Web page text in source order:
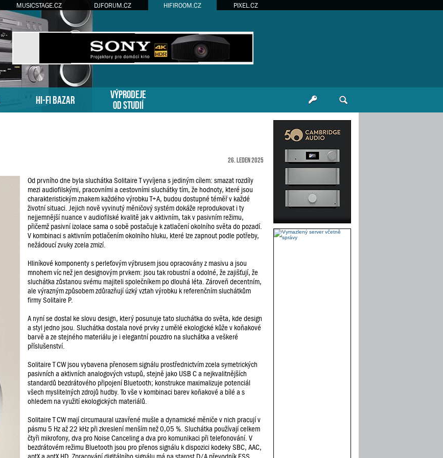
MUSICSTAGE.CZ DJFORUM.CZ HIFIROOM.CZ PIXEL.CZ
HI-FI BAZAR
VÝPRODEJE
OD STUDIÍ
26. leden 2025
Od prvního dne byla sluchátka Solitaire T vyvíjena s jediným cílem: smazat rozdíly
mezi audiofilskými, pracovními a cestovními sluchátky tím, že hodnoty, které jsou
charakteristickým znakem každého výrobku T+A, budou dostupné téměř v každé
životní situaci. Jejich nově vyvinutý měničový systém dokáže reprodukovat i ty
nejjemnější nuance v audiofilské kvalitě jak v aktivním, tak v pasivním režimu,
přičemž pasivní izolace sama o sobě postačuje k zatlačení okolního světa do pozadí.
V kombinaci s aktivním potlačením okolního hluku, které lze zapnout podle potřeby,
nežádoucí zvuky zcela zmizí.
Hliníkové komponenty s perleťovým výbrusem jsou opracovány z masivu a jsou
mnohem víc než jen designovým prvkem: jsou tak robustní a odolné, že zajišťují, že
sluchátka zůstanou svému majiteli společníkem po dlouhá léta. Zároveň decentním,
ale výrazným způsobem zdůrazňují úzký vztah výrobku k referenčním sluchátkům
firmy Solitaire P.
A nyní se dostal ke slovu design, který posunuje tato sluchátka do světa, kde design
a styl jedno jsou. Sluchátka dostala nové prvky z umělé ekologické kůže v koňakové
barvě a ze stejného materiálu je i elegantní pouzdro na sluchátka a veškeré
příslušenství.
Solitaire T CW jsou vybavena přenosem signálu prostřednictvím zcela symetrických
pasivních a aktivních analogových vstupů, stejně jako USB C a nejkvalitnějších
standardů bezdrátového připojení Bluetooth; konstrukce maximalizuje potenciál
všech myslitelných zdrojů hudby. To vše v kombinaci barev koňakové a bílé a s
ohledem na využití ekologických materiálů.
Solitaire T CW mají circumaural uzavřené mušle a dynamické měniče v nich pracují v
pásmu 5 Hz až 22 kHz při zkreslení menším než 0,05 %. Sluchátka používají celkem
čtyři mikrofony, dva pro Noise Canceling a dva pro komunikaci při telefonování. V
bezdrátovém režimu Bluetooth jsou pro přenos signálu k dispozici kodeky SBC, AAC,